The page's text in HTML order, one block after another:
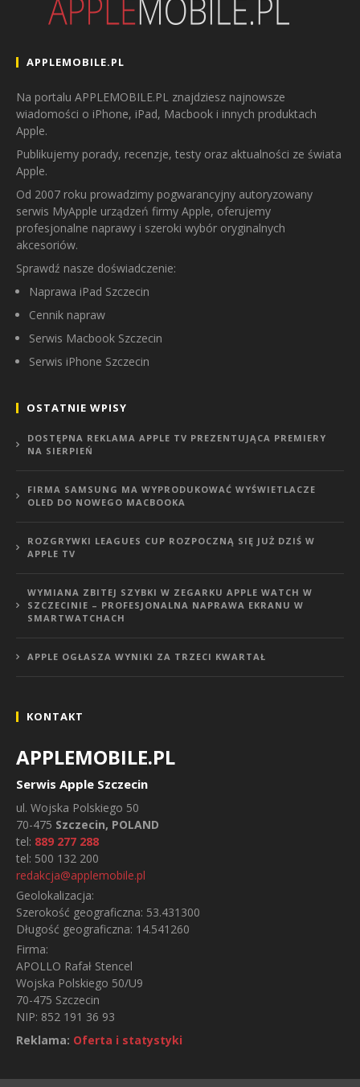
APPLEMOBILE.PL
Na portalu APPLEMOBILE.PL znajdziesz najnowsze
wiadomości o iPhone, iPad, Macbook i innych produktach
Apple.
Publikujemy porady, recenzje, testy oraz aktualności ze świata
Apple.
Od 2007 roku prowadzimy pogwarancyjny autoryzowany
serwis MyApple urządzeń firmy Apple, oferujemy
profesjonalne naprawy i szeroki wybór oryginalnych
akcesoriów.
Sprawdź nasze doświadczenie:
Naprawa iPad Szczecin
Cennik napraw
Serwis Macbook Szczecin
Serwis iPhone Szczecin
OSTATNIE WPISY
DOSTĘPNA REKLAMA APPLE TV PREZENTUJĄCA PREMIERY
NA SIERPIEŃ
FIRMA SAMSUNG MA WYPRODUKOWAĆ WYŚWIETLACZE
OLED DO NOWEGO MACBOOKA
ROZGRYWKI LEAGUES CUP ROZPOCZNĄ SIĘ JUŻ DZIŚ W
APPLE TV
WYMIANA ZBITEJ SZYBKI W ZEGARKU APPLE WATCH W
SZCZECINIE – PROFESJONALNA NAPRAWA EKRANU W
SMARTWATCHACH
APPLE OGŁASZA WYNIKI ZA TRZECI KWARTAŁ
KONTAKT
APPLEMOBILE.PL
Serwis Apple Szczecin
ul. Wojska Polskiego 50
70-475 Szczecin, POLAND
tel: 889 277 288
tel: 500 132 200
redakcja@applemobile.pl
Geolokalizacja:
Szerokość geograficzna: 53.431300
Długość geograficzna: 14.541260
Firma:
APOLLO Rafał Stencel
Wojska Polskiego 50/U9
70-475 Szczecin
NIP: 852 191 36 93
Reklama: Oferta i statystyki